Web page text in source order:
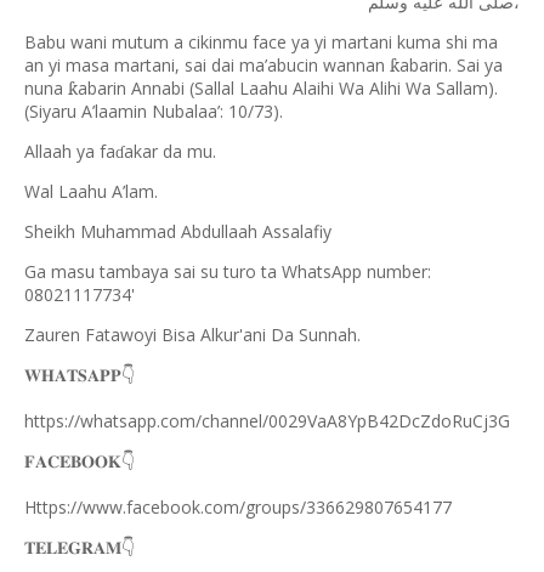
Babu wani mutum a cikinmu face ya yi martani kuma shi ma
an yi masa martani, sai dai ma’abucin wannan ƙabarin. Sai ya
nuna ƙabarin Annabi (Sallal Laahu Alaihi Wa Alihi Wa Sallam).
(Siyaru A’laamin Nubalaa’: 10/73).
Allaah ya faɗakar da mu.
Wal Laahu A’lam.
Sheikh Muhammad Abdullaah Assalafiy
Ga masu tambaya sai su turo ta WhatsApp number:
08021117734'
Zauren Fatawoyi Bisa Alkur'ani Da Sunnah.
𝐖𝐇𝐀𝐓𝐒𝐀𝐏𝐏👇
https://whatsapp.com/channel/0029VaA8YpB42DcZdoRuCj3G
𝐅𝐀𝐂𝐄𝐁𝐎𝐎𝐊👇
Https://www.facebook.com/groups/336629807654177
𝐓𝐄𝐋𝐄𝐆𝐑𝐀𝐌👇